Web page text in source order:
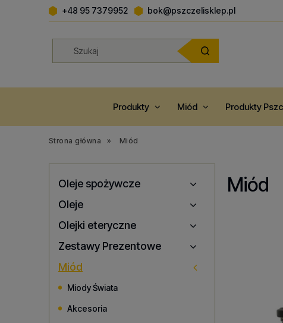
+48 95 7379952 bok@pszczelisklep.pl
Miód Produkty
Strona główna » Miód
Oleje spożywcze
Oleje
Olejki eteryczne
Zestawy Prezentowe
Miód
Miody Świata
Akcesoria
Miód